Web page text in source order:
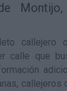
callejero
calle que
callejeros